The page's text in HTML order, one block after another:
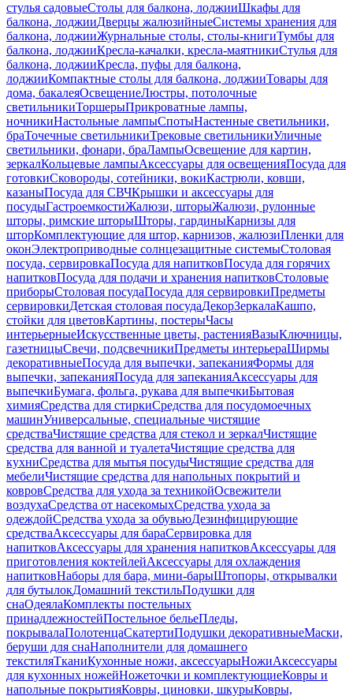
стулья садовыеСтолы для балкона, лоджииШкафы для
балкона, лоджииДверцы жалюзийныеСистемы хранения для
балкона, лоджииЖурнальные столы, столы-книгиТумбы для
балкона, лоджииКресла-качалки, кресла-маятникиСтулья для
балкона, лоджииКресла, пуфы для балкона,
лоджииКомпактные столы для балкона, лоджииТовары для
дома, бакалеяОсвещениеЛюстры, потолочные
светильникиТоршерыПрикроватные лампы,
ночникиНастольные лампыСпотыНастенные светильники,
браТочечные светильникиТрековые светильникиУличные
светильники, фонари, браЛампыОсвещение для картин,
зеркалКольцевые лампыАксессуары для освещенияПосуда для
готовкиСковороды, сотейники, вокиКастрюли, ковши,
казаныПосуда для СВЧКрышки и аксессуары для
посудыГастроемкостиЖалюзи, шторыЖалюзи, рулонные
шторы, римские шторыШторы, гардиныКарнизы для
шторКомплектующие для штор, карнизов, жалюзиПленки для
оконЭлектроприводные солнцезащитные системыСтоловая
посуда, сервировкаПосуда для напитковПосуда для горячих
напитковПосуда для подачи и хранения напитковСтоловые
приборыСтоловая посудаПосуда для сервировкиПредметы
сервировкиДетская столовая посудаДекорЗеркалаКашпо,
стойки для цветовКартины, постерыЧасы
интерьерныеИскусственные цветы, растенияВазыКлючницы,
газетницыСвечи, подсвечникиПредметы интерьераШирмы
декоративныеПосуда для выпечки, запеканияФормы для
выпечки, запеканияПосуда для запеканияАксессуары для
выпечкиБумага, фольга, рукава для выпечкиБытовая
химияСредства для стиркиСредства для посудомоечных
машинУниверсальные, специальные чистящие
средстваЧистящие средства для стекол и зеркалЧистящие
средства для ванной и туалетаЧистящие средства для
кухниСредства для мытья посудыЧистящие средства для
мебелиЧистящие средства для напольных покрытий и
ковровСредства для ухода за техникойОсвежители
воздухаСредства от насекомыхСредства ухода за
одеждойСредства ухода за обувьюДезинфицирующие
средстваАксессуары для бараСервировка для
напитковАксессуары для хранения напитковАксессуары для
приготовления коктейлейАксессуары для охлаждения
напитковНаборы для бара, мини-барыШтопоры, открывалки
для бутылокДомашний текстильПодушки для
снаОдеялаКомплекты постельных
принадлежностейПостельное бельеПледы,
покрывалаПолотенцаСкатертиПодушки декоративныеМаски,
беруши для снаНаполнители для домашнего
текстиляТканиКухонные ножи, аксессуарыНожиАксессуары
для кухонных ножейНожеточки и комплектующиеКовры и
напольные покрытияКовры, циновки, шкурыКовры,